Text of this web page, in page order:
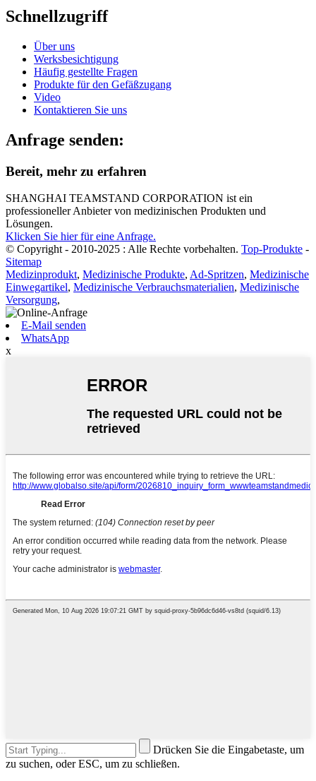
Schnellzugriff
Über uns
Werksbesichtigung
Häufig gestellte Fragen
Produkte für den Gefäßzugang
Video
Kontaktieren Sie uns
Anfrage senden:
Bereit, mehr zu erfahren
SHANGHAI TEAMSTAND CORPORATION ist ein
professioneller Anbieter von medizinischen Produkten und
Lösungen.
Klicken Sie hier für eine Anfrage.
© Copyright - 2010-2025 : Alle Rechte vorbehalten. Top-Produkte -
Sitemap
Medizinprodukt, Medizinische Produkte, Ad-Spritzen, Medizinische
Einwegartikel, Medizinische Verbrauchsmaterialien, Medizinische
Versorgung,
E-Mail senden
WhatsApp
x
Drücken Sie die Eingabetaste, um
zu suchen, oder ESC, um zu schließen.